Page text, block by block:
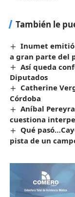
También le
Inumet emitió
a gran parte del
Así queda
Diputados
Catherine
Córdoba
Aníbal
cuestiona
Qué
pista de un